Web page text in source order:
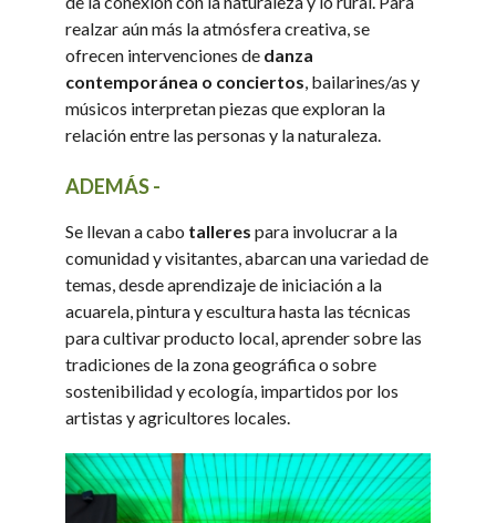
realzar aún más la atmósfera creativa, se
ofrecen intervenciones de danza
contemporánea o conciertos , bailarines/as y
músicos interpretan piezas que exploran la
relación entre las personas y la naturaleza.
ADEMÁS -
Se llevan a cabo talleres para involucrar a la
comunidad y visitantes, abarcan una variedad de
temas, desde aprendizaje de iniciación a la
acuarela, pintura y escultura hasta las técnicas
para cultivar producto local, aprender sobre las
tradiciones de la zona geográfica o sobre
sostenibilidad y ecología, impartidos por los
artistas y agricultores locales.